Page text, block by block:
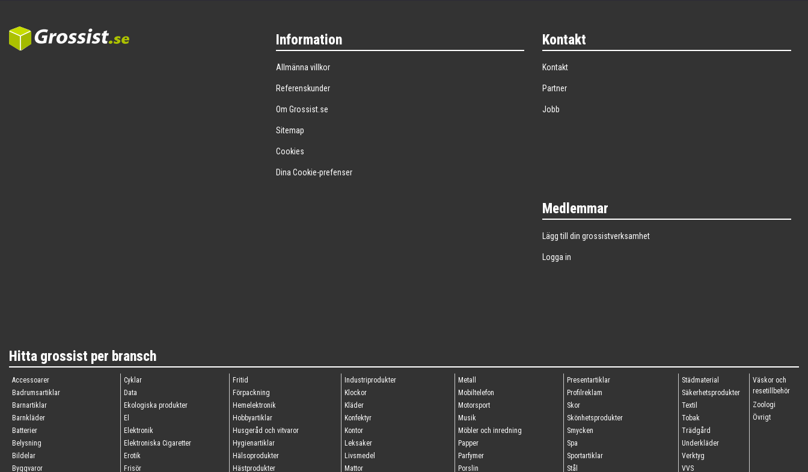
Information
Allmänna villkor
Referenskunder
Om Grossist.se
Sitemap
Cookies
Dina Cookie-prefenser
Kontakt
Kontakt
Partner
Jobb
Medlemmar
Lägg till din grossistverksamhet
Logga in
Hitta grossist per bransch
Accessoarer
Badrumsartiklar
Barnartiklar
Barnkläder
Batterier
Belysning
Bildelar
Byggvaror
Cyklar
Data
Ekologiska produkter
El
Elektronik
Elektroniska Cigaretter
Erotik
Frisör
Fritid
Förpackning
Hemelektronik
Hobbyartiklar
Husgeråd och vitvaror
Hygienartiklar
Hälsoprodukter
Hästprodukter
Industriprodukter
Klockor
Kläder
Konfektyr
Kontor
Leksaker
Livsmedel
Mattor
Metall
Mobiltelefon
Motorsport
Musik
Möbler och inredning
Papper
Parfymer
Porslin
Presentartiklar
Profilreklam
Skor
Skönhetsprodukter
Smycken
Spa
Sportartiklar
Stål
Städmaterial
Säkerhetsprodukter
Textil
Tobak
Trädgård
Underkläder
Verktyg
VVS
Väskor och
resetillbehör
Zoologi
Övrigt